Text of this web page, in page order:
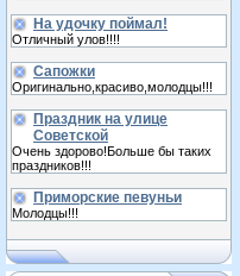
На удочку поймал!
Отличный улов!!!!
Сапожки
Оригинально,красиво,молодцы!!!
Праздник на улице
Советской
Очень здорово!Больше бы таких
праздников!!!
Приморские певуньи
Молодцы!!!